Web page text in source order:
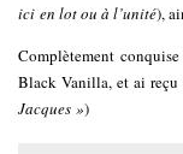
ici en lot ou à l’unité),
Complètement
Black Vanilla, et ai reçu
Jacques »)